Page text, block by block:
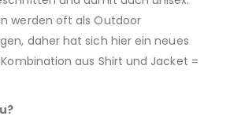
werden oft als Outdoor
daher hat sich hier ein neues
aus Shirt und Jacket =